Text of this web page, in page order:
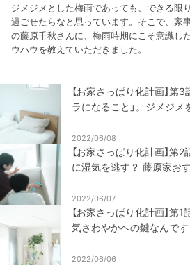
ジメジメとした梅雨であっても、できる限
過ごせたらなと思っています。そこで、家
の藤原千秋さんに、梅雨時期にこそ意識し
ウハウを教えていただきました。
【お家さっぱり化計画】第
ラになること」。ジメジメ
2022/06/08
【お家さっぱり化計画】第
に湿気を逃す？ 藤原家お
2022/06/07
【お家さっぱり化計画】第
気さわやかへの鍵なんです
2022/06/06